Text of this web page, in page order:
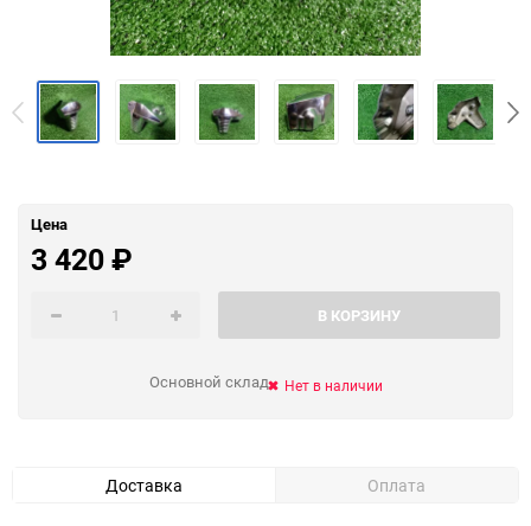
Цена
3 420₽
В КОРЗИНУ
Основной склад Нет в наличии
Доставка Оплата